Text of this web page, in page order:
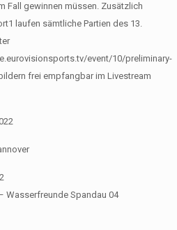
Fall gewinnen müssen. Zusätzlich
laufen sämtliche Partien des 13.
event/10/preliminary-
frei empfangbar im Livestream
Wasserfreunde Spandau 04